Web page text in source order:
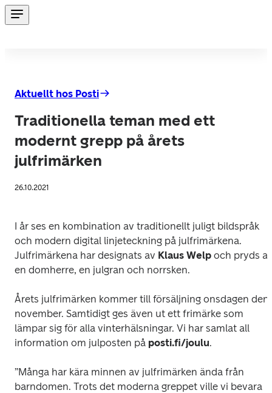
Aktuellt hos Posti
Traditionella teman med ett
modernt grepp på årets
julfrimärken
26.10.2021
I år ses en kombination av traditionellt juligt bildspråk
och modern digital linjeteckning på julfrimärkena.
Julfrimärkena har designats av Klaus Welp och pryds
en domherre, en julgran och norrsken.
Årets julfrimärken kommer till försäljning onsdagen den
november. Samtidigt ges även ut ett frimärke som
lämpar sig för alla vinterhälsningar. Vi har samlat all
information om julposten på posti.fi/joulu.
”Många har kära minnen av julfrimärken ända från
barndomen. Trots det moderna greppet ville vi bevara